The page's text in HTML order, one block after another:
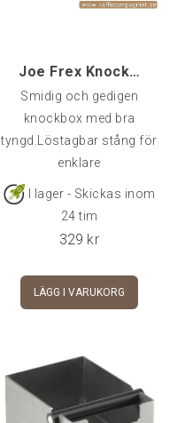
Joe Frex Knockbox, Silvergrå
Smidig och gedigen
knockbox med bra
tyngd.Löstagbar stång för
enklare
tömning/rengöring. Höjd
ca 10 cmdiameter 11
I lager - Skickas inom
24 tim
329 kr
LÄGG I VARUKORG